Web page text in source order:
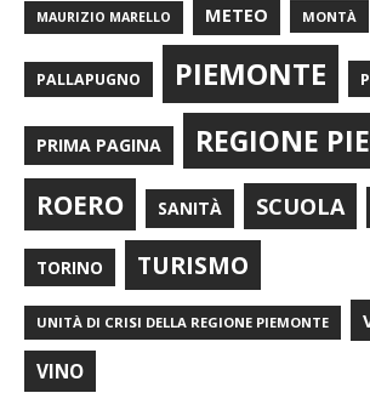
MAURIZIO MARELLO METEO MONTÀ
PALLAPUGNO PIEMONTE
PRIMA PAGINA REGIONE
ROERO SANITÀ SCUOLA
TORINO TURISMO
UNITÀ DI CRISI DELLA REGIONE PIEMONTE
VINO